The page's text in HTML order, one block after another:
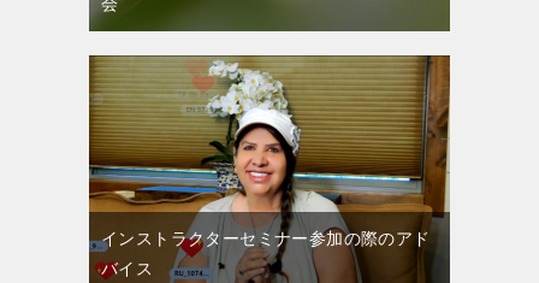
インストラクターセミナー参加の際のアド
バイス